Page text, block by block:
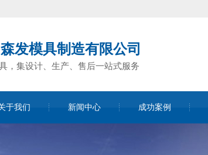
发模具制造有限公司
，集设计、生产、售后一站式服务
于我们 新闻中心 成功案例